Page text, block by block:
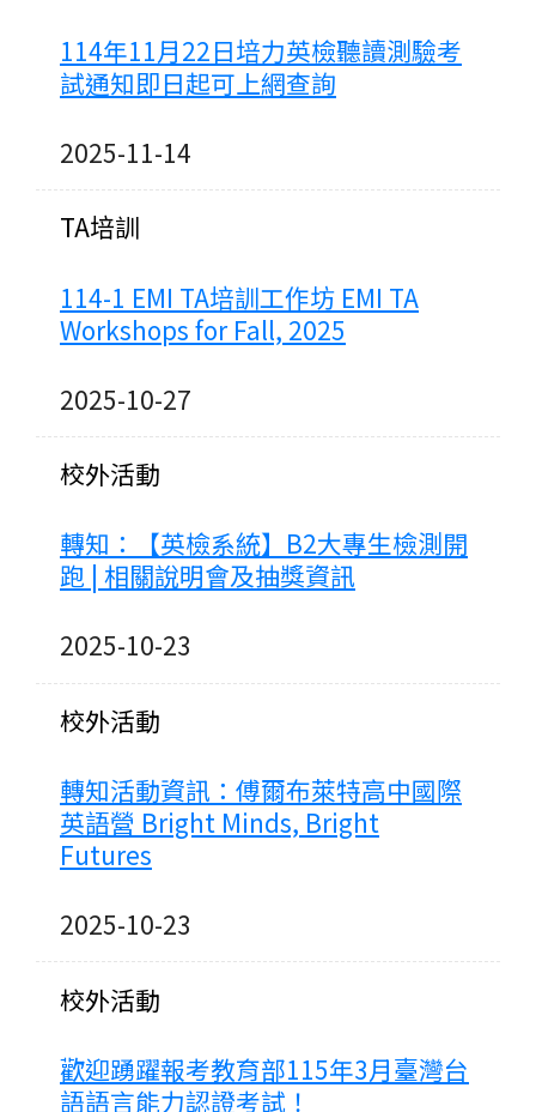
114年11月22日培力英檢聽讀測驗考
試通知即日起可上網查詢
2025-11-14
TA培訓
114-1 EMI TA培訓工作坊 EMI TA
Workshops for Fall, 2025
2025-10-27
校外活動
轉知：【英檢系統】B2大專生檢測開
跑 | 相關說明會及抽獎資訊
2025-10-23
校外活動
轉知活動資訊：傅爾布萊特高中國際
英語營 Bright Minds, Bright
Futures
2025-10-23
校外活動
歡迎踴躍報考教育部115年3月臺灣台
語語言能力認證考試！